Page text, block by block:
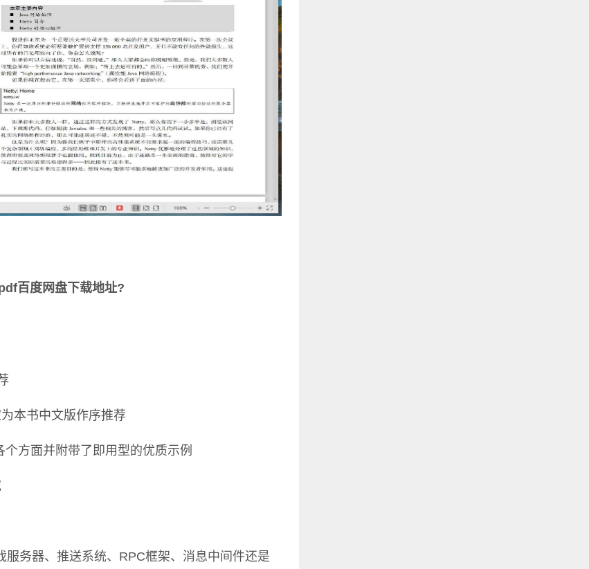
百度网盘下载地址?
本书中文版作序推荐
方面并附带了即用型的优质示例
服务器、推送系统、RPC框架、消息中间件还是